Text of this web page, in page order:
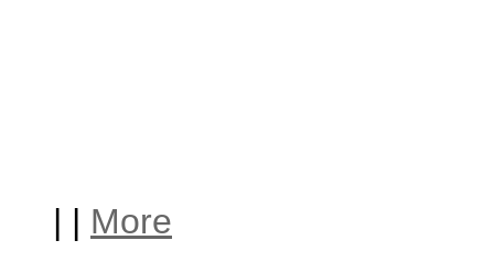
| | More